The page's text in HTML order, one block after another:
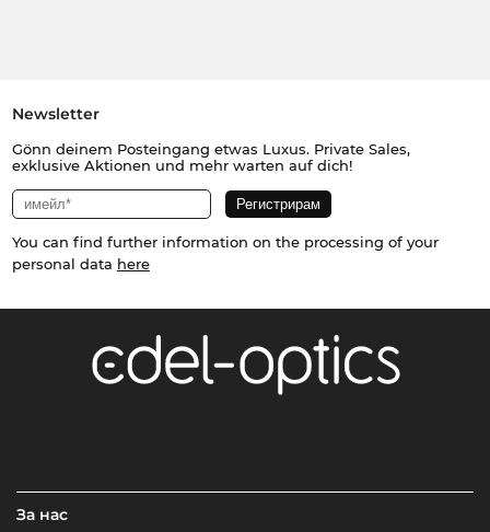
Newsletter
Gönn deinem Posteingang etwas Luxus. Private Sales,
exklusive Aktionen und mehr warten auf dich!
You can find further information on the processing of your
personal data here
За нас